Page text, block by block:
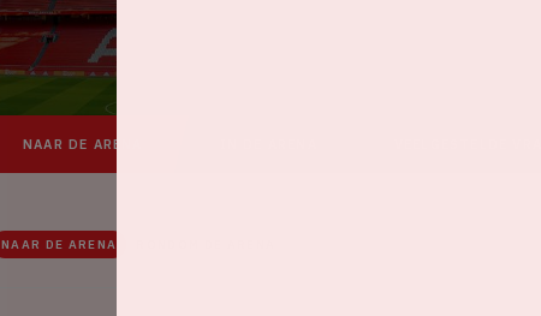
NAAR DE ARENA
NAAR DE ARENA